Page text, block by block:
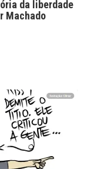
da liberdade
Machado